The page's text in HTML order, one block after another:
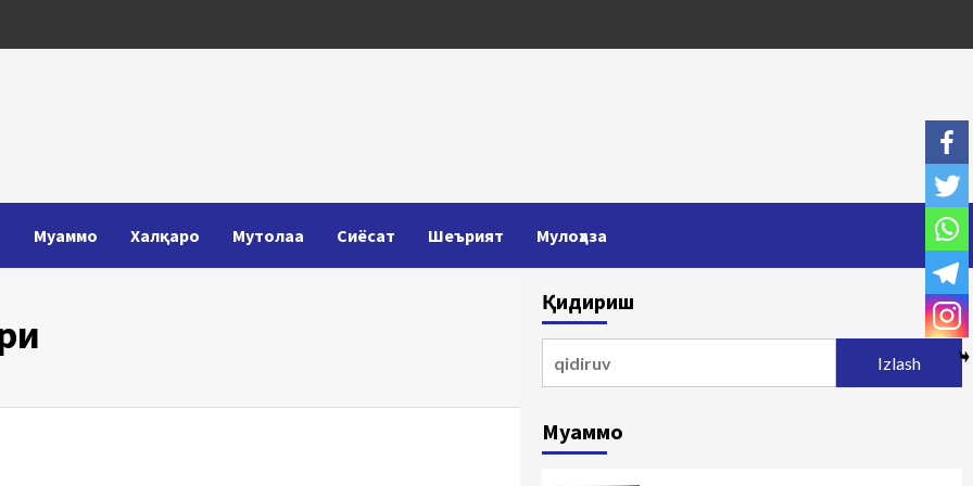
Муаммо Халқаро Мутолаа Сиёсат Шеърият Мулоҳаза
Қидириш
Муаммо